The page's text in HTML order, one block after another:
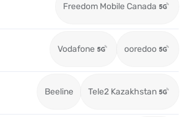
Freedom Mobile Canada
Vodafone ooredoo
Beeline Tele2 Kazakhstan